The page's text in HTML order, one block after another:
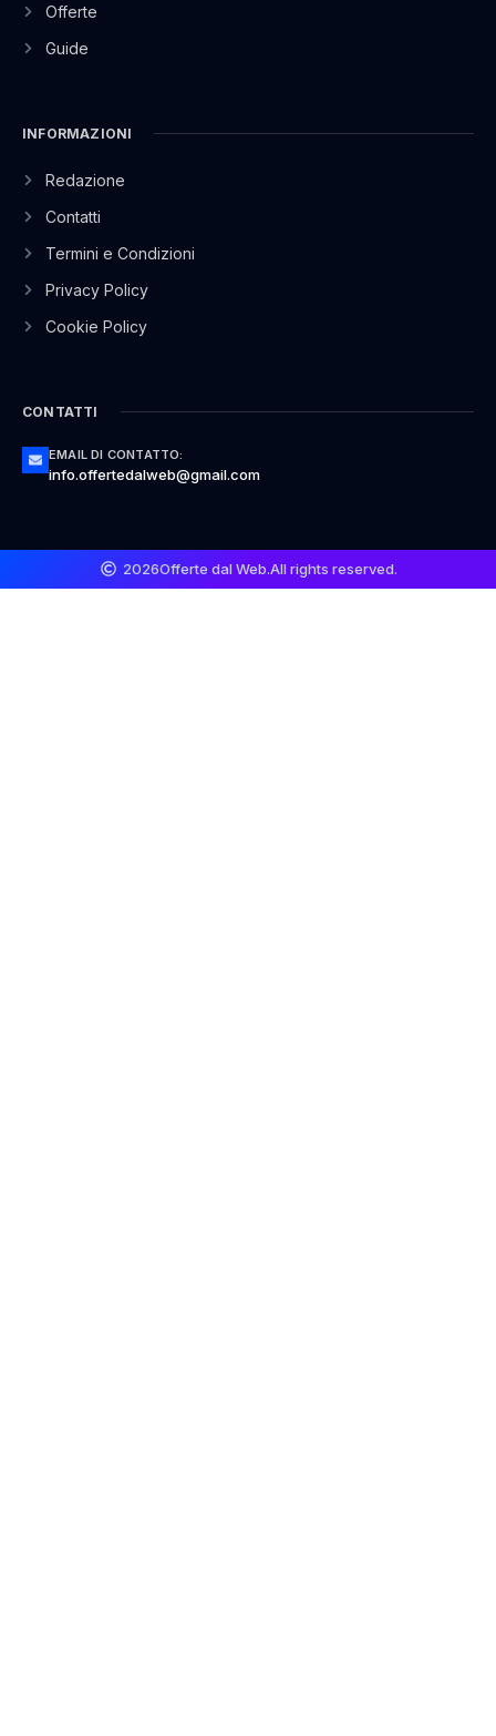
Offerte
Guide
INFORMAZIONI
Redazione
Contatti
Termini e Condizioni
Privacy Policy
Cookie Policy
CONTATTI
EMAIL DI CONTATTO:
info.offertedalweb@gmail.com
2026Offerte dal Web.All rights reserved.